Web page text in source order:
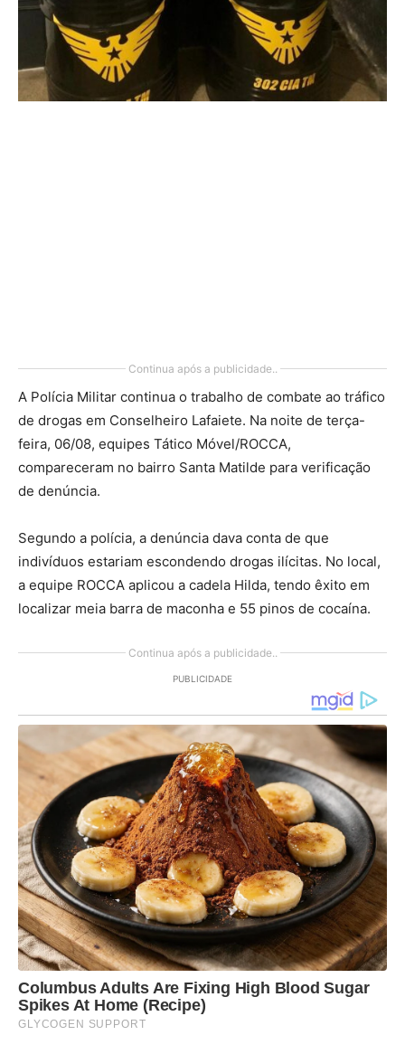
Continua após a publicidade..
A Polícia Militar continua o trabalho de combate ao tráfico
de drogas em Conselheiro Lafaiete. Na noite de terça-
feira, 06/08, equipes Tático Móvel/ROCCA,
compareceram no bairro Santa Matilde para verificação
de denúncia.
Segundo a polícia, a denúncia dava conta de que
indivíduos estariam escondendo drogas ilícitas. No local,
a equipe ROCCA aplicou a cadela Hilda, tendo êxito em
localizar meia barra de maconha e 55 pinos de cocaína.
Continua após a publicidade..
PUBLICIDADE